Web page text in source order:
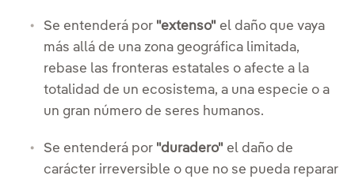
Se entenderá por "extenso" el daño que vaya
más allá de una zona geográfica limitada,
rebase las fronteras estatales o afecte a la
totalidad de un ecosistema, a una especie o a
un gran número de seres humanos.
Se entenderá por "duradero" el daño de
carácter irreversible o que no se pueda reparar